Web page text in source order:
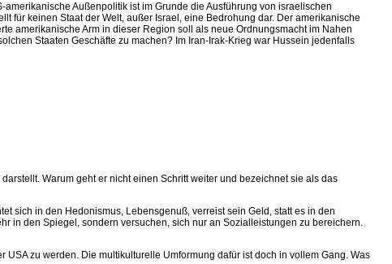
Außenpolitik ist im Grunde die Ausführung von israelischen
für keinen Staat der Welt, außer Israel, eine Bedrohung dar. Der amerikanische
amerikanische Arm in dieser Region soll als neue Ordnungsmacht im Nahen
Staaten Geschäfte zu machen? Im Iran-Irak-Krieg war Hussein jedenfalls
Warum geht er nicht einen Schritt weiter und bezeichnet sie als das
sich in den Hedonismus, Lebensgenuß, verreist sein Geld, statt es in den
in den Spiegel, sondern versuchen, sich nur an Sozialleistungen zu bereichern.
zu werden. Die multikulturelle Umformung dafür ist doch in vollem Gang. Was